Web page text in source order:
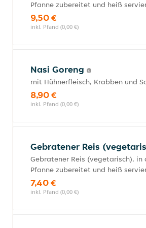
Pfanne zubereitet und heiß
9,50 €
inkl. Pfand (0,00 €)
Nasi Goreng
mit Hühnerfleisch, Krabben und
8,90 €
inkl. Pfand (0,00 €)
Gebratener Reis
Gebratener Reis (vegetarisch), in
Pfanne zubereitet und heiß
7,40 €
inkl. Pfand (0,00 €)